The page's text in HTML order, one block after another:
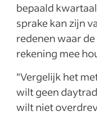
bepaald
sprake kan zijn
redenen waar
rekening mee
"Vergelijk het
wilt geen
wilt niet